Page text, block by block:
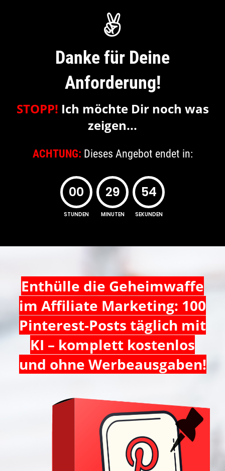
Danke für Deine
Anforderung!
STOPP! Ich möchte Dir noch was
zeigen...
ACHTUNG: Dieses Angebot endet in:
00
STUNDEN
29
MINUTEN
53
SEKUNDEN
Enthülle die Geheimwaffe
im Affiliate Marketing: 100
Pinterest-Posts täglich mit
KI – komplett kostenlos
und ohne Werbeausgaben!